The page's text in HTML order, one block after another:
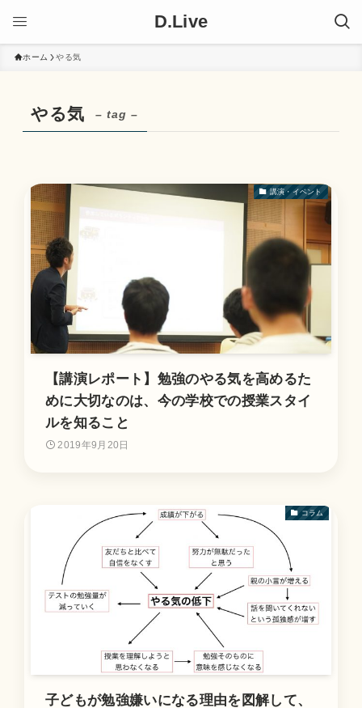
D.Live
ホーム やる気
やる気 – tag –
講演・イベント
【講演レポート】勉強のやる気を高めるた
めに大切なのは、今の学校での授業スタイ
ルを知ること
2019年9月20日
コラム
子どもが勉強嫌いになる理由を図解して、